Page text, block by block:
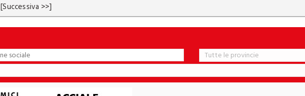
[Successiva >>]